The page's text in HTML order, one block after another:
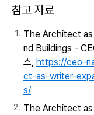
참고 자료
The Architect as
nd Buildings -
스, https://ceo-
ct-as-writer-
s/
The Architect as